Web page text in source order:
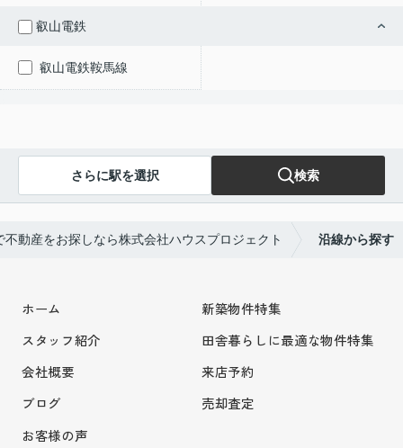
叡山電鉄
叡山電鉄鞍馬線
さらに駅を選択 検索
不動産をお探しなら株式会社ハウスプロジェクト 沿線から探す
ホーム
スタッフ紹介
会社概要
ブログ
お客様の声
新築物件特集
田舎暮らしに最適な物件特集
来店予約
売却査定